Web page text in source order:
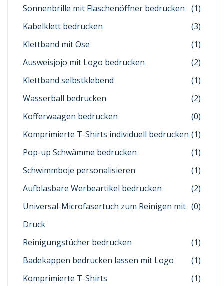
Sonnenbrille mit Flaschenöffner bedrucken
(1)
Kabelklett bedrucken
(3)
Klettband mit Öse
(1)
Ausweisjojo mit Logo bedrucken
(2)
Klettband selbstklebend
(1)
Wasserball bedrucken
(2)
Kofferwaagen bedrucken
(0)
Komprimierte T-Shirts individuell bedrucken (1)
Pop-up Schwämme bedrucken
(1)
Schwimmboje personalisieren
(1)
Aufblasbare Werbeartikel bedrucken
(2)
Universal-Microfasertuch zum Reinigen mit
Druck
(0)
Reinigungstücher bedrucken
(1)
Badekappen bedrucken lassen mit Logo
(1)
Komprimierte T-Shirts
(1)